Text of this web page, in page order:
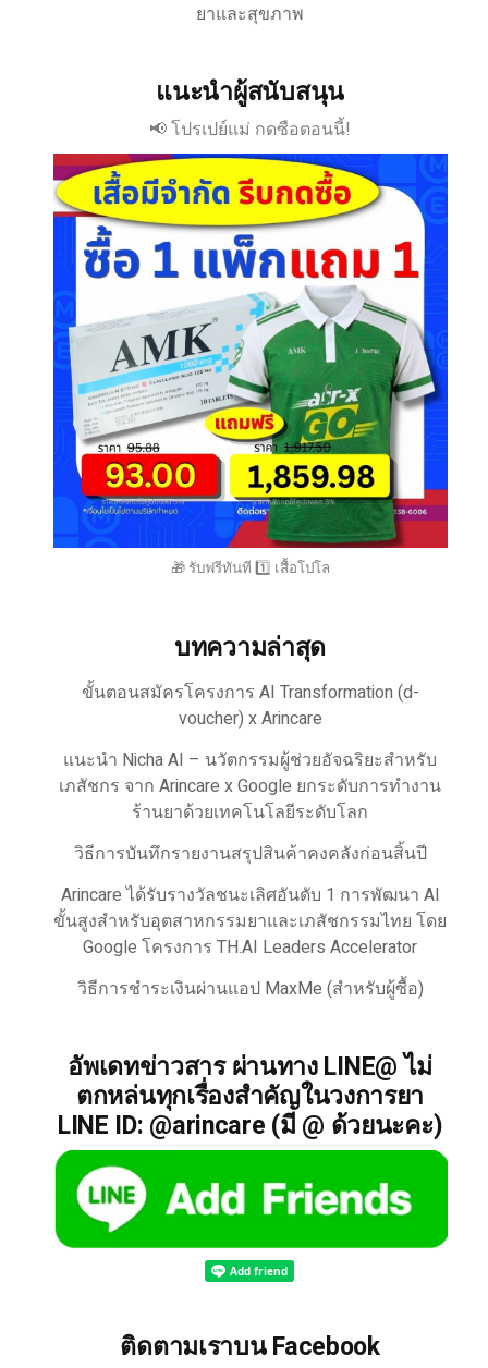
ยาและสุขภาพ
แนะนำผู้สนับสนุน
📢 โปรเปย์แม่ กดซือตอนนี้!
🎁 รับฟรีทันที 1️⃣ เสื้อโปโล
บทความล่าสุด
ขั้นตอนสมัครโครงการ AI Transformation (d-
voucher) x Arincare
แนะนำ Nicha AI – นวัตกรรมผู้ช่วยอัจฉริยะสำหรับ
เภสัชกร จาก Arincare x Google ยกระดับการทำงาน
ร้านยาด้วยเทคโนโลยีระดับโลก
วิธีการบันทึกรายงานสรุปสินค้าคงคลังก่อนสิ้นปี
Arincare ได้รับรางวัลชนะเลิศอันดับ 1 การพัฒนา AI
ขั้นสูงสำหรับอุตสาหกรรมยาและเภสัชกรรมไทย โดย
Google โครงการ TH.AI Leaders Accelerator
วิธีการชำระเงินผ่านแอป MaxMe (สำหรับผู้ซื้อ)
อัพเดทข่าวสาร ผ่านทาง LINE@ ไม่
ตกหล่นทุกเรื่องสำคัญในวงการยา
LINE ID: @arincare (มี @ ด้วยนะคะ)
ติดตามเราบน Facebook